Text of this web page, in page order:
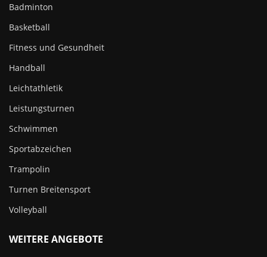
Badminton
Basketball
Fitness und Gesundheit
Handball
Leichtathletik
Leistungsturnen
Schwimmen
Sportabzeichen
Trampolin
Turnen Breitensport
Volleyball
WEITERE ANGEBOTE